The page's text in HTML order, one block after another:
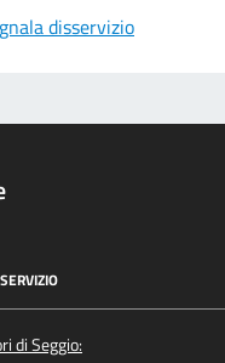
disservizio
di Seggio: